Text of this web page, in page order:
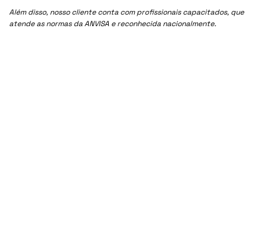
Além disso, nosso cliente conta com profissionais capacitados, que
atende as normas da ANVISA e reconhecida nacionalmente.